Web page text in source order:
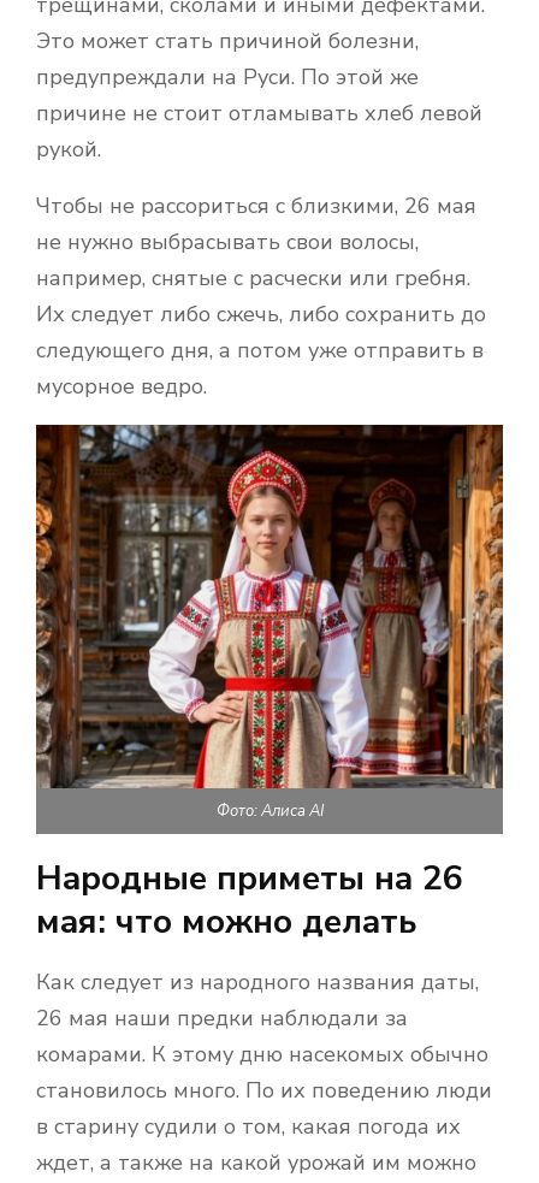
Это может стать причиной болезни,
предупреждали на Руси. По этой же
причине не стоит отламывать хлеб левой
рукой.
Чтобы не рассориться с близкими, 26 мая
не нужно выбрасывать свои волосы,
например, снятые с расчески или гребня.
Их следует либо сжечь, либо сохранить до
следующего дня, а потом уже отправить в
мусорное ведро.
Фото: Алиса AI
Народные приметы на 26
мая: что можно делать
Как следует из народного названия даты,
26 мая наши предки наблюдали за
комарами. К этому дню насекомых обычно
становилось много. По их поведению люди
в старину судили о том, какая погода их
ждет, а также на какой урожай им можно